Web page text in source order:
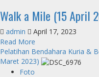
–
6
Juli
Pelayan
Perempuan
GKPPD
Juni
2023)
Walk a Mile (15 April
admin
April 17, 2023
Read More
more
about
Pelatihan Bendahara Kuria &
Maret 2023)
Foto